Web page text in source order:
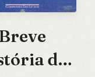
Breve
do